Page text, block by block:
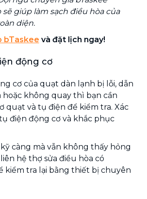
giúp làm sạch điều hòa của
diện.
bTaskee và đặt lịch ngay!
động cơ
cơ của quạt dàn lạnh bị lỗi, dẫn
hoặc không quay thì bạn cần
quạt và tụ điện để kiểm tra. Xác
điện động cơ và khắc phục
càng mà vẫn không thấy hỏng
hệ thợ sửa điều hòa có
kiểm tra lại bằng thiết bị chuyên